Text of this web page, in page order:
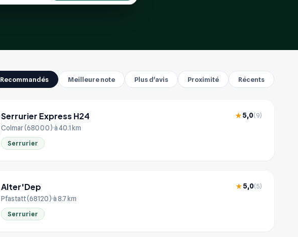
Recommandés Meilleure note Plus d'avis Proximité Récents
Serrurier Express H24 ★5,0(9)
Colmar (68000) à 40.1 km
Serrurier
Alter'Dep ★5,0(5)
Pfastatt (68120) à 8.7 km
Serrurier